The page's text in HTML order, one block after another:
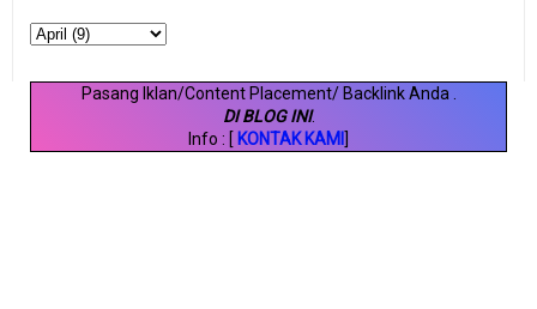
Pasang Iklan/Content Placement/ Backlink Anda .
DI BLOG INI.
Info : [ KONTAK KAMI ]